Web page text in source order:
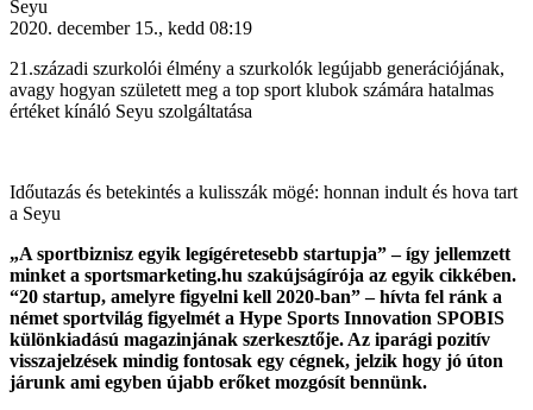
Seyu
2020. december 15., kedd 08:19
21.századi szurkolói élmény a szurkolók legújabb generációjának,
avagy hogyan született meg a top sport klubok számára hatalmas
értéket kínáló Seyu szolgáltatása
Időutazás és betekintés a kulisszák mögé: honnan indult és hova tart
a Seyu
„A sportbiznisz egyik legígéretesebb startupja” – így jellemzett
minket a sportsmarketing.hu szakújságírója az egyik cikkében.
“20 startup, amelyre figyelni kell 2020-ban” – hívta fel ránk a
német sportvilág figyelmét a Hype Sports Innovation SPOBIS
különkiadású magazinjának szerkesztője. Az iparági pozitív
visszajelzések mindig fontosak egy cégnek, jelzik hogy jó úton
járunk ami egyben újabb erőket mozgósít bennünk.